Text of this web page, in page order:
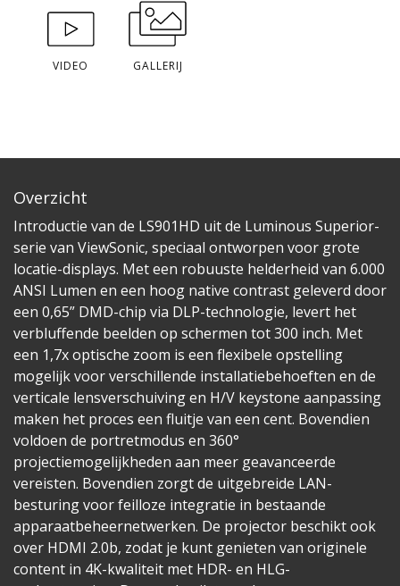
VIDEO GALLERIJ
Overzicht
Introductie van de LS901HD uit de Luminous Superior-
serie van ViewSonic, speciaal ontworpen voor grote
locatie-displays. Met een robuuste helderheid van 6.000
ANSI Lumen en een hoog native contrast geleverd door
een 0,65” DMD-chip via DLP-technologie, levert het
verbluffende beelden op schermen tot 300 inch. Met
een 1,7x optische zoom is een flexibele opstelling
mogelijk voor verschillende installatiebehoeften en de
verticale lensverschuiving en H/V keystone aanpassing
maken het proces een fluitje van een cent. Bovendien
voldoen de portretmodus en 360°
projectiemogelijkheden aan meer geavanceerde
vereisten. Bovendien zorgt de uitgebreide LAN-
besturing voor feilloze integratie in bestaande
apparaatbeheernetwerken. De projector beschikt ook
over HDMI 2.0b, zodat je kunt genieten van originele
content in 4K-kwaliteit met HDR- en HLG-